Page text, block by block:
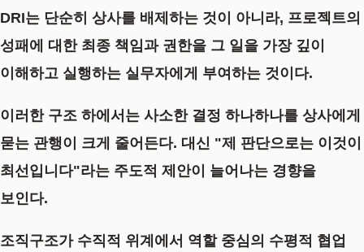
DRI는 단순히 상사를 배제하는 것이 아니라, 프로젝트의
성패에 대한 최종 책임과 권한을 그 일을 가장 깊이
이해하고 실행하는 실무자에게 부여하는 것이다.
이러한 구조 하에서는 사소한 결정 하나하나를 상사에게
묻는 관행이 크게 줄어든다. 대신 "제 판단으로는 이것이
최선입니다"라는 주도적 제안이 늘어나는 경향을
보인다.
조직구조가 수직적 위계에서 역할 중심의 수평적 협업